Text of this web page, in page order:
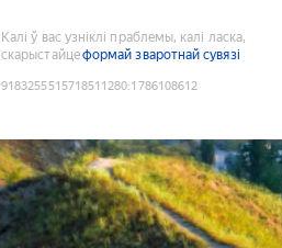
Калі ў вас узніклі праблемы, калі ласка,
скарыстайцеформай зваротнай сувязі
9183255515718511280:1786108612